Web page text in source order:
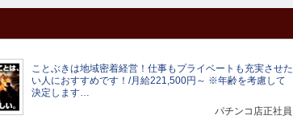
ことぶきは地域密着経営！仕事もプライベートも充実させた
い人におすすめです！/月給221,500円～ ※年齢を考慮して
決定します…
パチンコ店正社員